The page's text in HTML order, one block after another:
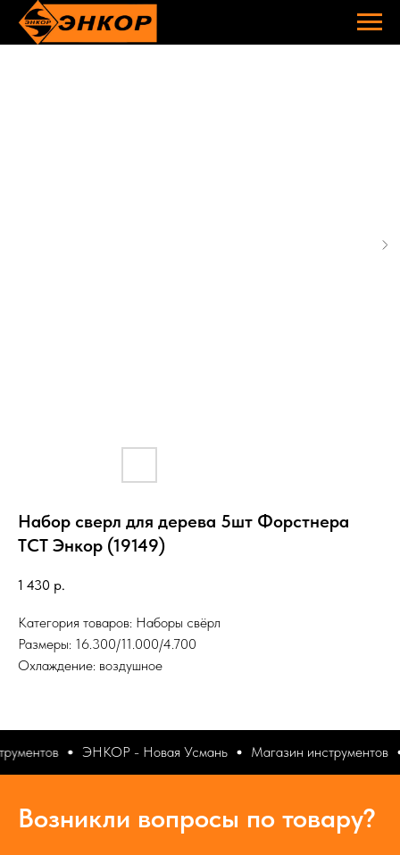
Набор сверл для дерева 5шт Форстнера
ТСТ Энкор (19149)
1 430 р.
Категория товаров: Наборы свёрл
Размеры: 16.300/11.000/4.700
Охлаждение: воздушное
ЭНКОР - Новая Усмань Магазин инструментов
Возникли вопросы по товару?